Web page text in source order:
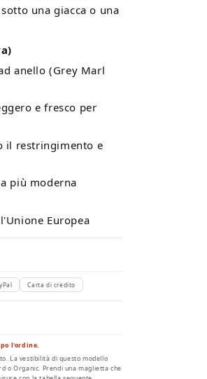
una giacca o una
anello (Grey Marl
e fresco per
il restringimento e
più moderna
Europea
Carta di credito
l'ordine.
La vestibilità di questo modello
o Organic. Prendi una maglietta che